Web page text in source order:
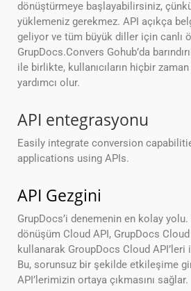
dönüştürmeye başlayabilirsiniz,
yüklemeniz gerekmez. API açıkça
geliyor ve tüm büyük diller için canlı
GrupDocs.Convers Gohub’da
ile birlikte, kullanıcıların hiçbir
yardımcı olur.
API entegrasyonu
Easily integrate conversion
applications using APIs.
API Gezgini
GrupDocs’i denemenin en kolay yolu.
dönüşüm Cloud API, GrupDocs Cloud
kullanarak GroupDocs Cloud
Bu, sorunsuz bir şekilde etkileşime
API’lerimizin ortaya çıkmasını sağlar.